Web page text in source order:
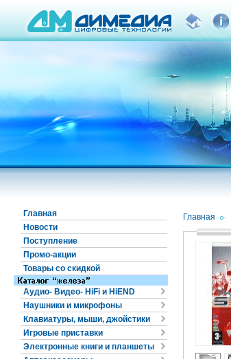
Главная
Новости
Поступление
Промо-акции
Товары со скидкой
Аудио- Видео- HiFi и HiEND
Наушники и микрофоны
Клавиатуры, мыши, джойстики
Игровые приставки
Электронные книги и планшеты
Главная /